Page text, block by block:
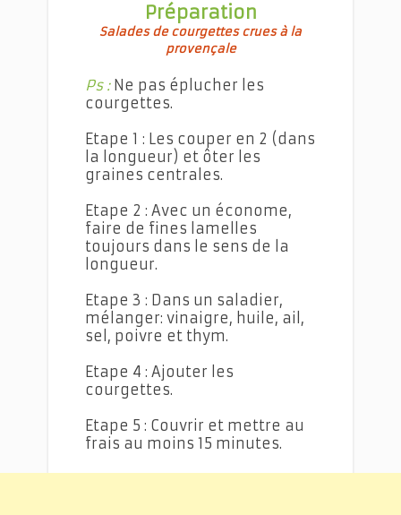
Préparation
Salades de courgettes crues à la
provençale
Ps :Ne pas éplucher les
courgettes.
Etape 1 : Les couper en 2 (dans
la longueur) et ôter les
graines centrales.
Etape 2 : Avec un économe,
faire de fines lamelles
toujours dans le sens de la
longueur.
Etape 3 : Dans un saladier,
mélanger: vinaigre, huile, ail,
sel, poivre et thym.
Etape 4 : Ajouter les
courgettes.
Etape 5 : Couvrir et mettre au
frais au moins 15 minutes.